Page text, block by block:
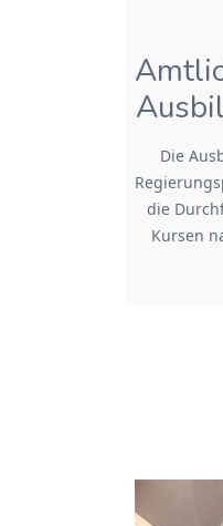
Die
die
Kursen